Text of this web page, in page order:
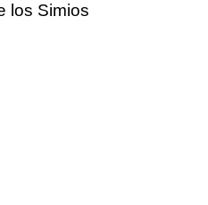
los Simios